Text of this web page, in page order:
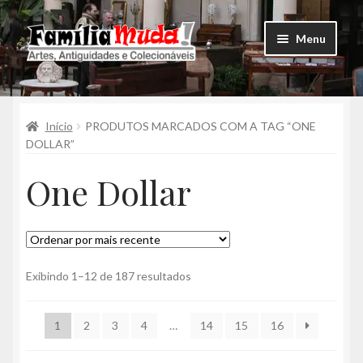
Pular
para
navegação
Pular
para
o
conteúdo
Menu
Arte
menu
Decor
Artigos
Início
PRODUTOS MARCADOS COM A TAG “ONE
DOLLAR”
One Dollar
Exibindo 1–12 de 187 resultados
recente
1 2 3 4 … 14 15 16